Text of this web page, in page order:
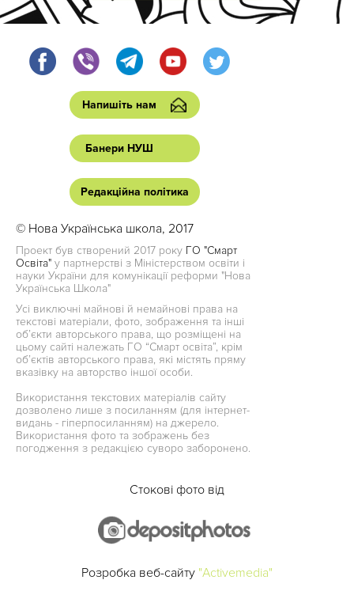
Напишіть нам
Банери НУШ
Редакційна політика
© Нова Українська школа, 2017
Проект був створений 2017 року ГО "Смарт
Освіта" у партнерстві з Міністерством освіти і
науки України для комунікації реформи "Нова
Українська Школа"
Усі виключні майнові й немайнові права на
текстові матеріали, фото, зображення та інші
об’єкти авторського права, що розміщені на
цьому сайті належать ГО “Смарт освіта”, крім
об’єктів авторського права, які містять пряму
вказівку на авторство іншої особи.
Використання текстових матеріалів сайту
дозволено лише з посиланням (для інтернет-
видань - гіперпосиланням) на джерело.
Використання фото та зображень без
погодження з редакцією суворо заборонено.
Стокові фото від
Розробка веб-сайту "Activemedia"